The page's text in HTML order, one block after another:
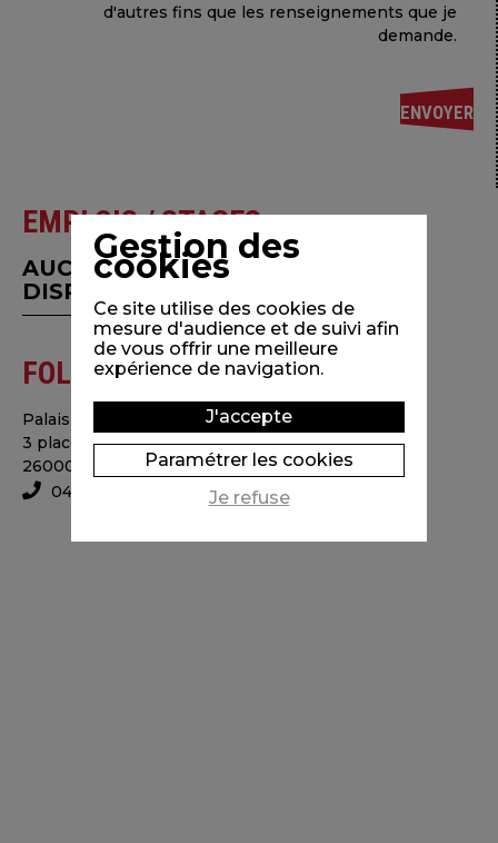
d'autres fins que les renseignements que je
demande.
EMPLOIS / STAGES
AUCUNE OFFRE D'EMPLOI
DISPONIBLE EN CE MOMENT.
FOLIMAGE
Palais consulaire
3 place Simone Veil
26000 Valence - France
04 75 78 48 68
Gestion des
cookies
Ce site utilise des cookies de
mesure d'audience et de suivi afin
de vous offrir une meilleure
expérience de navigation.
J'accepte
Paramétrer les cookies
Je refuse